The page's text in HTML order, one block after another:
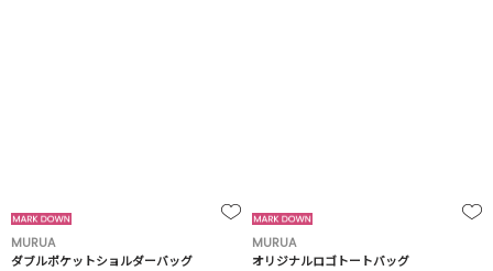
MURUA
ダブルポケットショルダーバッグ
MURUA
オリジナルロゴトートバッグ